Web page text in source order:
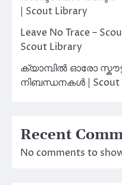
| Scout Library
Leave No Trace –
Scout Library
ക്യാമ്പിൽ ഓരോ
നിബന്ധനകൾ | Scout
Recent
No comments to